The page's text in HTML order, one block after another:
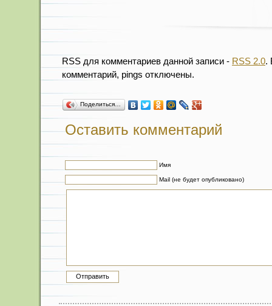
RSS для комментариев данной записи - RSS 2.0.
комментарий, pings отключены.
Поделиться…
Оставить комментарий
Имя
Mail (не будет опубликовано)